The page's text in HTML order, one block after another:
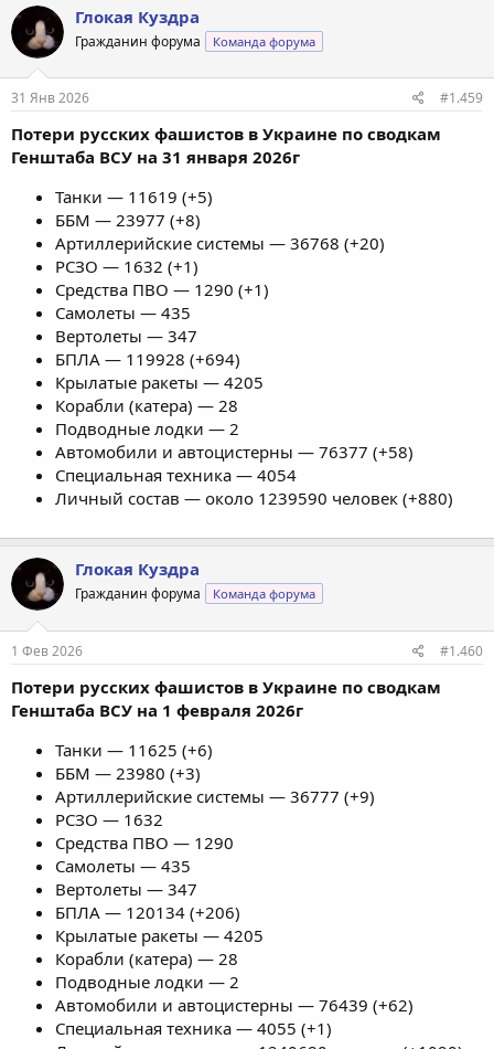
Глокая Куздра
Гражданин форума Команда форума
31 Янв 2026 #1.459
Потери русских фашистов в Украине по сводкам
Генштаба ВСУ на 31 января 2026г
Танки — 11619 (+5)
ББМ — 23977 (+8)
Артиллерийские системы — 36768 (+20)
РСЗО — 1632 (+1)
Средства ПВО — 1290 (+1)
Самолеты — 435
Вертолеты — 347
БПЛА — 119928 (+694)
Крылатые ракеты — 4205
Корабли (катера) — 28
Подводные лодки — 2
Автомобили и автоцистерны — 76377 (+58)
Специальная техника — 4054
Личный состав — около 1239590 человек (+880)
Глокая Куздра
Гражданин форума Команда форума
1 Фев 2026 #1.460
Потери русских фашистов в Украине по сводкам
Генштаба ВСУ на 1 февраля 2026г
Танки — 11625 (+6)
ББМ — 23980 (+3)
Артиллерийские системы — 36777 (+9)
РСЗО — 1632
Средства ПВО — 1290
Самолеты — 435
Вертолеты — 347
БПЛА — 120134 (+206)
Крылатые ракеты — 4205
Корабли (катера) — 28
Подводные лодки — 2
Автомобили и автоцистерны — 76439 (+62)
Специальная техника — 4055 (+1)